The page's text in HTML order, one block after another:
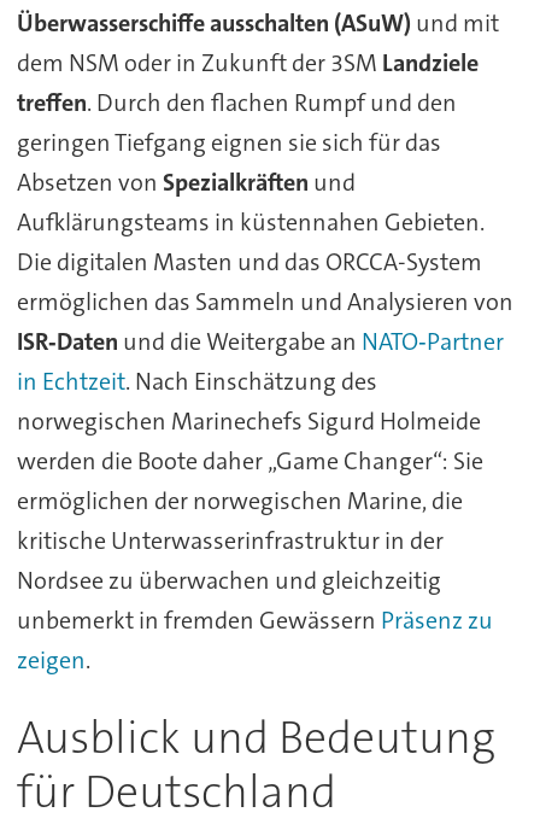
Überwasserschiffe ausschalten (ASuW) und mit
dem NSM oder in Zukunft der 3SM Landziele
treffen. Durch den flachen Rumpf und den
geringen Tiefgang eignen sie sich für das
Absetzen von Spezialkräften und
Aufklärungsteams in küstennahen Gebieten.
Die digitalen Masten und das ORCCA-System
ermöglichen das Sammeln und Analysieren von
ISR‑Daten und die Weitergabe an NATO‑Partner
in Echtzeit. Nach Einschätzung des
norwegischen Marinechefs Sigurd Holmeide
werden die Boote daher „Game Changer“: Sie
ermöglichen der norwegischen Marine, die
kritische Unterwasserinfrastruktur in der
Nordsee zu überwachen und gleichzeitig
unbemerkt in fremden Gewässern Präsenz zu
zeigen.
Ausblick und Bedeutung
für Deutschland